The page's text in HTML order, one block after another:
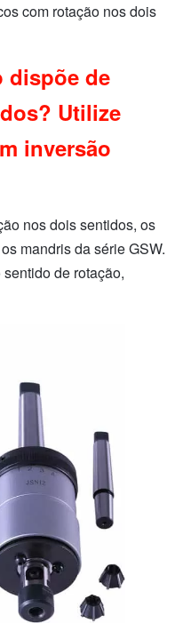
com rotação nos dois
dispõe de
Utilize
inversão
nos dois sentidos, os
mandris da série GSW.
de rotação,